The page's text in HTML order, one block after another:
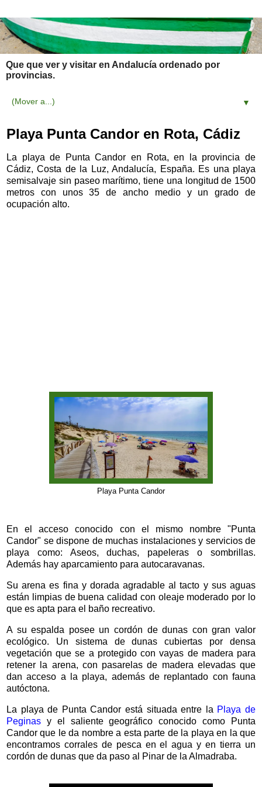
Que que ver y visitar en Andalucía ordenado por
provincias.
▼
Playa Punta Candor en Rota, Cádiz
La playa de Punta Candor en Rota, en la provincia de
Cádiz, Costa de la Luz, Andalucía, España. Es una playa
semisalvaje sin paseo marítimo, tiene una longitud de 1500
metros con unos 35 de ancho medio y un grado de
ocupación alto.
Playa Punta Candor
En el acceso conocido con el mismo nombre "Punta
Candor" se dispone de muchas instalaciones y servicios de
playa como: Aseos, duchas, papeleras o sombrillas.
Además hay aparcamiento para autocaravanas.
Su arena es fina y dorada agradable al tacto y sus aguas
están limpias de buena calidad con oleaje moderado por lo
que es apta para el baño recreativo.
A su espalda posee un cordón de dunas con gran valor
ecológico. Un sistema de dunas cubiertas por densa
vegetación que se a protegido con vayas de madera para
retener la arena, con pasarelas de madera elevadas que
dan acceso a la playa, además de replantado con fauna
autóctona.
La playa de Punta Candor está situada entre la Playa de
Peginas y el saliente geográfico conocido como Punta
Candor que le da nombre a esta parte de la playa en la que
encontramos corrales de pesca en el agua y en tierra un
cordón de dunas que da paso al Pinar de la Almadraba.